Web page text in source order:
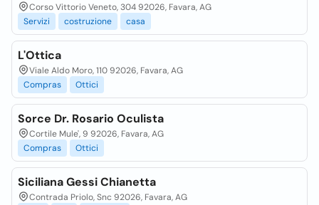
Corso Vittorio Veneto, 304 92026, Favara, AG
Servizi
costruzione casa
L'Ottica
Viale Aldo Moro, 110 92026, Favara, AG
Compras
Ottici
Sorce Dr. Rosario Oculista
Cortile Mule', 9 92026, Favara, AG
Compras
Ottici
Siciliana Gessi Chianetta
Contrada Priolo, Snc 92026, Favara, AG